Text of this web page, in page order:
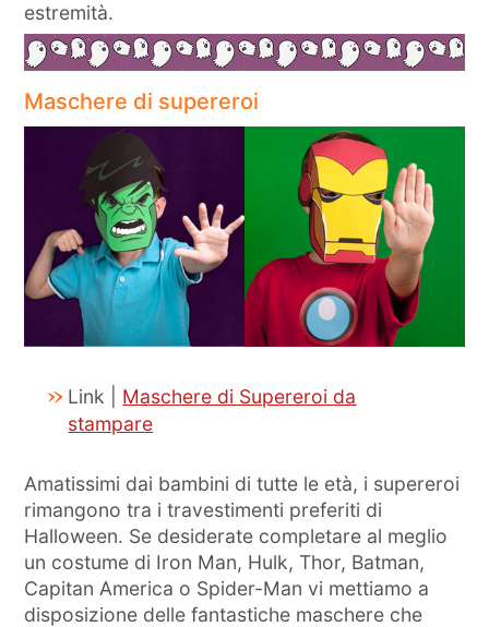
estremità.
Maschere di supereroi
Link | Maschere di Supereroi da
stampare
Amatissimi dai bambini di tutte le età, i supereroi
rimangono tra i travestimenti preferiti di
Halloween. Se desiderate completare al meglio
un costume di Iron Man, Hulk, Thor, Batman,
Capitan America o Spider-Man vi mettiamo a
disposizione delle fantastiche maschere che